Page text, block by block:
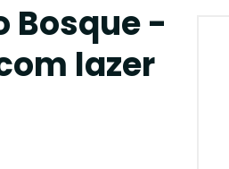
Bosque -
lazer